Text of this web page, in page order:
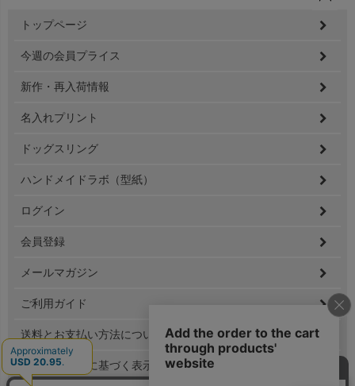
ペー
ップ
トップページ
今週の会員プライス
新作・再入荷情報
名入れプリント
ドッグスリング
ハンドメイドラボ（型紙）
ログイン
会員登録
メールマガジン
ご利用ガイド
送料とお支払い方法について
特定商取引法に基づく表示